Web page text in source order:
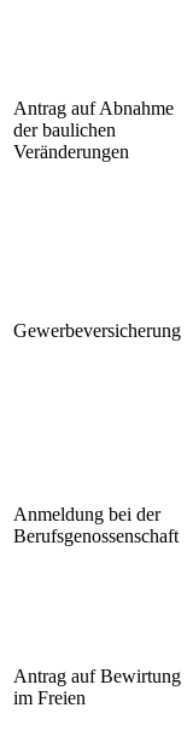
Antrag auf Abnahme
der baulichen
Veränderungen
Gewerbeversicherung
Anmeldung bei der
Berufsgenossenschaft
Antrag auf Bewirtung
im Freien